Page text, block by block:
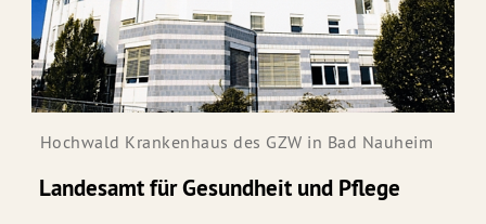
Hochwald Krankenhaus des GZW in Bad Nauheim
Landesamt für Gesundheit und Pflege